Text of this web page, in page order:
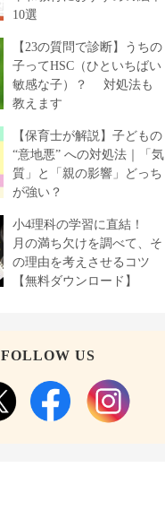
10選
【23の質問で診断】うちの
子ってHSC（ひといちばい
敏感な子）？ 対処法も
教えます
【保育士が解説】子どもの
“意地悪” への対処法｜「気
質」と「親の影響」どっち
が強い？
小4理科の学習に直結！
月の満ち欠けを調べて、そ
の理由を考えさせるコツ
【無料ダウンロード】
FOLLOW US